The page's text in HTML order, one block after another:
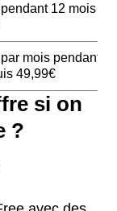
12 mois
mois pendant
49,99€
si on
?